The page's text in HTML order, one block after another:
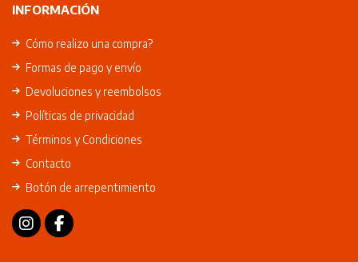
INFORMACIÓN
Cómo realizo una compra?
Formas de pago y envío
Devoluciones y reembolsos
Políticas de privacidad
Términos y Condiciones
Contacto
Botón de arrepentimiento